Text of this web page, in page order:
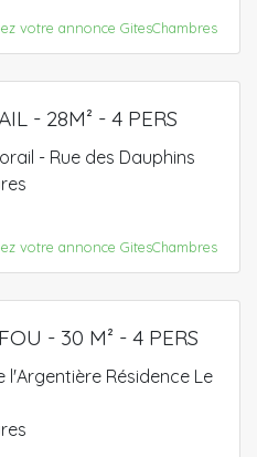
votre annonce GitesChambres
- 28M² - 4 PERS
- Rue des Dauphins
votre annonce GitesChambres
- 30 M² - 4 PERS
Résidence Le